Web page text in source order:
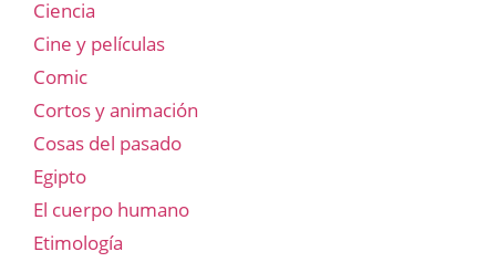
Ciencia
Cine y películas
Comic
Cortos y animación
Cosas del pasado
Egipto
El cuerpo humano
Etimología